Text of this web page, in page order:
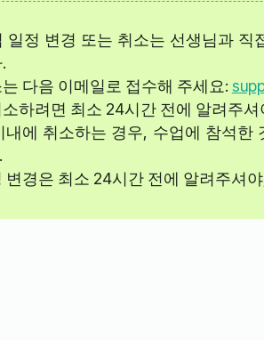
일정 변경 또는 취소는 선생님과
다음 이메일로 접수해 주세요:
하려면 최소 24시간 전에 알려주셔
내에 취소하는 경우, 수업에 참석한
변경은 최소 24시간 전에 알려주셔